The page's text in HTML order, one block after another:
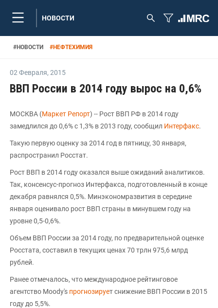
НОВОСТИ
#НОВОСТИ #НЕФТЕХИМИЯ
02 Февраля, 2015
ВВП России в 2014 году вырос на 0,6%
МОСКВА (Маркет Репорт) -- Рост ВВП РФ в 2014 году
замедлился до 0,6% с 1,3% в 2013 году, сообщил Интерфакс.
Такую первую оценку за 2014 год в пятницу, 30 января,
распространил Росстат.
Рост ВВП в 2014 году оказался выше ожиданий аналитиков.
Так, консенсус-прогноз Интерфакса, подготовленный в конце
декабря равнялся 0,5%. Минэкономразвития в середине
января оценивало рост ВВП страны в минувшем году на
уровне 0,5-0,6%.
Объем ВВП России за 2014 году, по предварительной оценке
Росстата, составил в текущих ценах 70 трлн 975,6 млрд
рублей.
Ранее отмечалось, что международное рейтинговое
агентство Moody's прогнозирует снижение ВВП России в 2015
году до 5,5%.